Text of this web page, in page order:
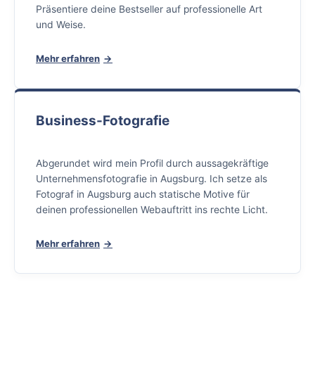
Präsentiere deine Bestseller auf professionelle Art
und Weise.
Mehr erfahren
Business-Fotografie
Abgerundet wird mein Profil durch aussagekräftige
Unternehmensfotografie in Augsburg. Ich setze als
Fotograf in Augsburg auch statische Motive für
deinen professionellen Webauftritt ins rechte Licht.
Mehr erfahren